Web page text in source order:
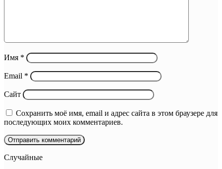
Имя *
Email *
Сайт
Сохранить моё имя, email и адрес сайта в этом браузере для
последующих моих комментариев.
Случайные